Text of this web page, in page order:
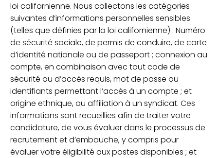
loi californienne. Nous collectons les catégories
suivantes d’informations personnelles sensibles
(telles que définies par la loi californienne) : Numéro
de sécurité sociale, de permis de conduire, de carte
d’identité nationale ou de passeport ; connexion au
compte, en combinaison avec tout code de
sécurité ou d’accès requis, mot de passe ou
identifiants permettant l’accès à un compte ; et
origine ethnique, ou affiliation à un syndicat. Ces
informations sont recueillies afin de traiter votre
candidature, de vous évaluer dans le processus de
recrutement et d’embauche, y compris pour
évaluer votre éligibilité aux postes disponibles ; et